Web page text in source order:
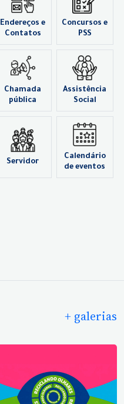
Endereços e
Contatos
Concursos e
PSS
Chamada
pública
Assistência
Social
Servidor
Calendário
de eventos
+ galerias